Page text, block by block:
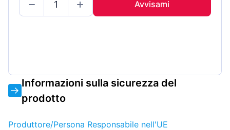
Avvisami
Informazioni sulla sicurezza del
prodotto
Produttore/Persona Responsabile nell'UE